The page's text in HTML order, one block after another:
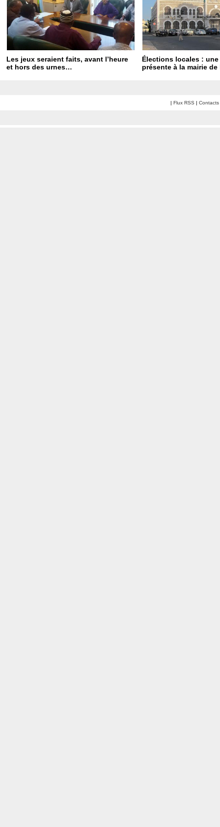
Les jeux seraient faits, avant l’heure
et hors des urnes…
Élections locales : une
présente à la mairie
| Flux RSS | Contacts